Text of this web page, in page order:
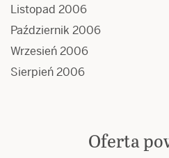
Listopad 2006
Październik 2006
Wrzesień 2006
Sierpień 2006
Oferta